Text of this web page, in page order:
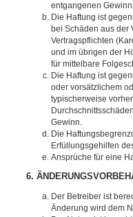
entgangenen
Die Haftung ist
bei Schäden aus der
Vertragspflichten
und im übrigen der
für mittelbare
Die Haftung ist
oder vorsätzlichem
typischerweise
Gewinn.
Die
Erfüllungsgehilfen
Ansprüche für eine
6.
Der Betreiber ist
Änderung wird dem